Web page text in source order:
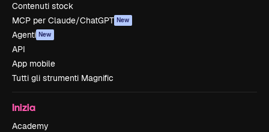
Contenuti stock
MCP per Claude/ChatGPT New
Agenti New
API
App mobile
Tutti gli strumenti Magnific
Inizia
Academy